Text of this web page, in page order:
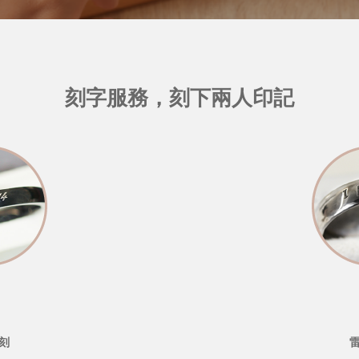
刻字服務，刻下兩人印記